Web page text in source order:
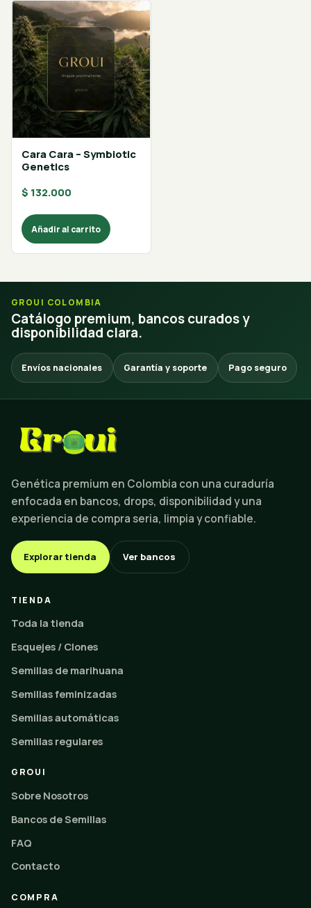
Cara Cara – Symbiotic
Genetics
$ 132.000
Añadir al carrito
GROUI COLOMBIA
Catálogo premium, bancos curados y
disponibilidad clara.
Envíos nacionales Garantía y soporte Pago seguro
Genética premium en Colombia con una curaduría
enfocada en bancos, drops, disponibilidad y una
experiencia de compra seria, limpia y confiable.
Explorar tienda Ver bancos
TIENDA
Toda la tienda
Esquejes / Clones
Semillas de marihuana
Semillas feminizadas
Semillas automáticas
Semillas regulares
GROUI
Sobre Nosotros
Bancos de Semillas
FAQ
Contacto
COMPRA